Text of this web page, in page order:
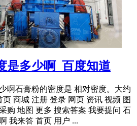
是多少啊_百度知道
啊石膏粉的密度是 相对密度。大约
页 商城 注册 登录 网页 资讯 视频 图
购 地图 更多 搜索答案 我要提问 石
我来答 首页 用户 ...